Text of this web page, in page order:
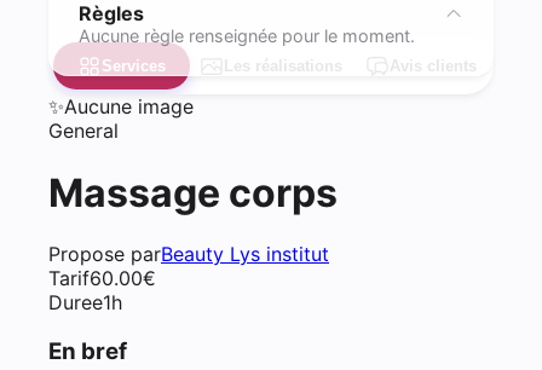
Règles
Aucune règle renseignée pour le moment.
Services Les réalisations Avis clients
✨Aucune image
General
Massage corps
Propose parBeauty Lys institut
Tarif60.00€
Duree1h
En bref